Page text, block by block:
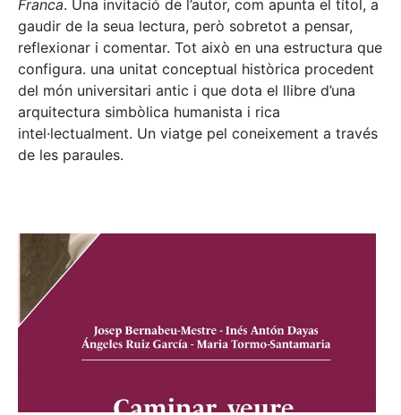
Franca. Una invitació de l’autor, com apunta el títol, a
gaudir de la seua lectura, però sobretot a pensar,
reflexionar i comentar. Tot això en una estructura que
configura. una unitat conceptual històrica procedent
del món universitari antic i que dota el llibre d’una
arquitectura simbòlica humanista i rica
intel·lectualment. Un viatge pel coneixement a través
de les paraules.